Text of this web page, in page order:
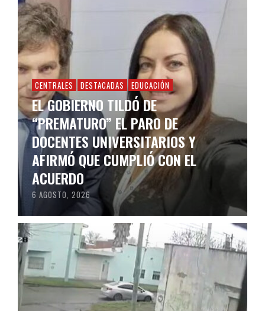
CENTRALES DESTACADAS EDUCACIÓN
EL GOBIERNO TILDÓ DE
“PREMATURO” EL PARO DE
DOCENTES UNIVERSITARIOS Y
AFIRMÓ QUE CUMPLIÓ CON EL
ACUERDO
6 AGOSTO, 2026